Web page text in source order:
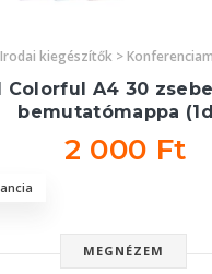
Irodai kiegészítők >
Colorful A4 30
bemutatómappa
2 000 Ft
MEGNÉZEM